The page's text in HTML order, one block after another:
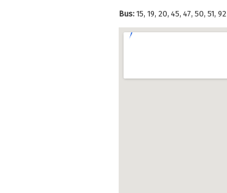
Bus:15, 19, 20, 45, 47, 50, 51, 92